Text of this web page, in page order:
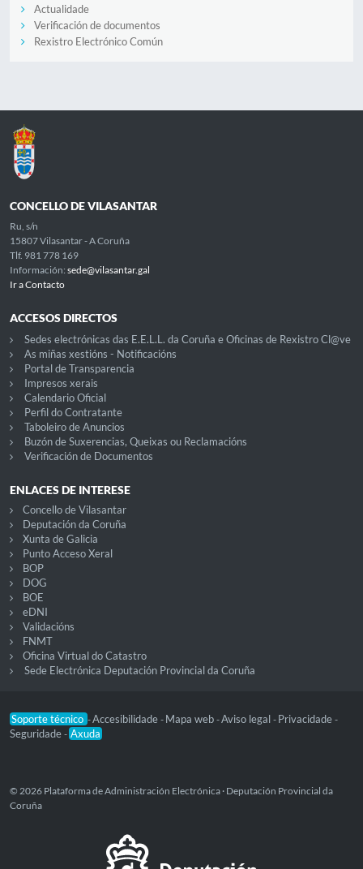
Actualidade
Verificación de documentos
Rexistro Electrónico Común
CONCELLO DE VILASANTAR
Ru, s/n
15807 Vilasantar - A Coruña
Tlf. 981 778 169
Información: sede@vilasantar.gal
Ir a Contacto
ACCESOS DIRECTOS
Sedes electrónicas das E.E.L.L. da Coruña e Oficinas de Rexistro Cl@ve
As miñas xestións - Notificacións
Portal de Transparencia
Impresos xerais
Calendario Oficial
Perfil do Contratante
Taboleiro de Anuncios
Buzón de Suxerencias, Queixas ou Reclamacións
Verificación de Documentos
ENLACES DE INTERESE
Concello de Vilasantar
Deputación da Coruña
Xunta de Galicia
Punto Acceso Xeral
BOP
DOG
BOE
eDNI
Validacións
FNMT
Oficina Virtual do Catastro
Sede Electrónica Deputación Provincial da Coruña
Soporte técnico -Accesibilidade - Mapa web -Aviso legal - Privacidade -
Seguridade - Axuda
© 2026 Plataforma de Administración Electrónica · Deputación Provincial da
Coruña